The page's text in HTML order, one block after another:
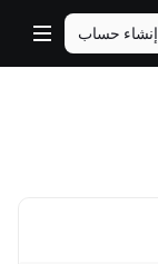
إنشاء حساب